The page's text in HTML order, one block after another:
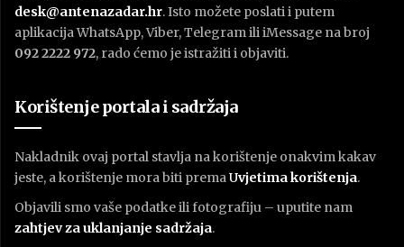
desk@antenazadar.hr. Isto možete poslati i putem
aplikacija WhatsApp, Viber, Telegram ili iMessage na broj
092 2222 972, rado ćemo je istražiti i objaviti.
Korištenje portala i sadržaja
Nakladnik ovaj portal stavlja na korištenje onakvim kakav
jeste, a korištenje mora biti premaUvjetima korištenja.
Objavili smo vaše podatke ili fotografiju – uputite nam
zahtjev za uklanjanje sadržaja.